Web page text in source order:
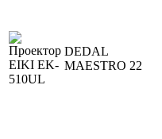
DEDAL
MAESTRO 22